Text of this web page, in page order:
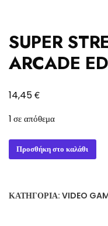
SUPER
ARCADE
14,45€
1 σε απόθεμα
SUPER
STREET
ARCADE
Προσθήκη στο καλάθι
ΚΑΤΗΓΟΡΊΑ: VIDEO